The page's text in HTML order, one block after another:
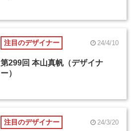
注目のデザイナー 24/4/10
第299回 本山真帆（デザイナ
ー）
注目のデザイナー 24/3/20